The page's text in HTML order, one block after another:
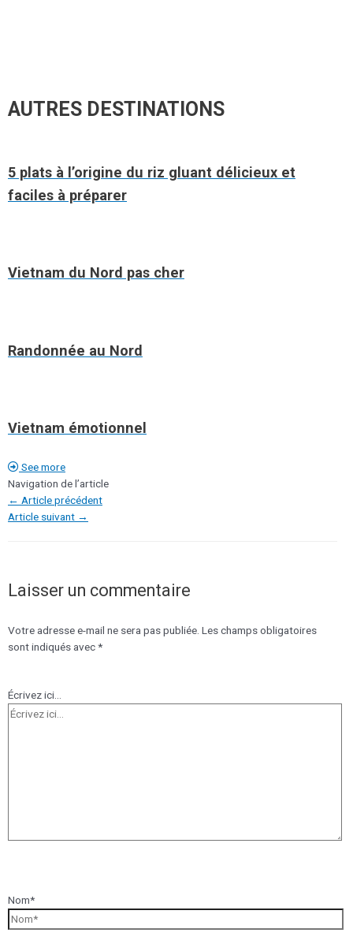
AUTRES DESTINATIONS
5 plats à l’origine du riz gluant délicieux et
faciles à préparer
Vietnam du Nord pas cher
Randonnée au Nord
Vietnam émotionnel
See more
Navigation de l’article
← Article précédent
Article suivant →
Laisser un commentaire
Votre adresse e-mail ne sera pas publiée. Les champs obligatoires
sont indiqués avec*
Écrivez ici…
Nom*